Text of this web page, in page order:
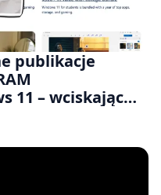
publikacje
11 – wciskając
z 8 GB RAM po